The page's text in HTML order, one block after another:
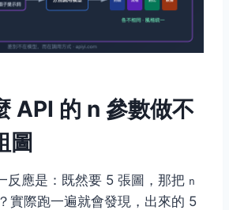
API 的 n 參數做不
圖
反應是：既然要 5 張圖，那把 n
實際跑一遍就會發現，出來的 5